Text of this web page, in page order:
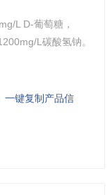
L D-葡萄糖，
L碳酸氢钠。
一键复制产品信